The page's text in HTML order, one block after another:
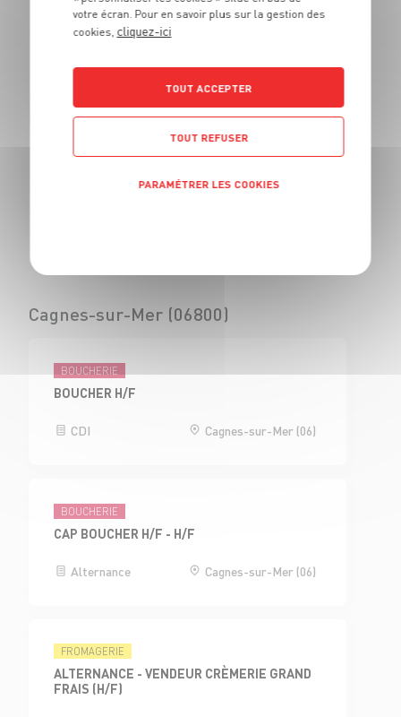
BOUCHER - H/F
(69)
BOUCHERIE
VENDEUR BOUCHERIE - H/F
Cagnes-sur-Mer (06800)
BOUCHERIE
BOUCHER H/F
CDI Cagnes-sur-Mer (06)
BOUCHERIE
CAP BOUCHER H/F - H/F
Alternance Cagnes-sur-Mer (06)
FROMAGERIE
ALTERNANCE - VENDEUR CRÈMERIE GRAND
FRAIS (H/F)
votre écran. Pour en savoir plus sur la gestion des
cookies, cliquez-ici
TOUT ACCEPTER
TOUT REFUSER
PARAMÉTRER LES COOKIES